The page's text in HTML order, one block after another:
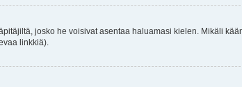
josko he voisivat asentaa haluamasi kielen. Mikäli
linkkiä).